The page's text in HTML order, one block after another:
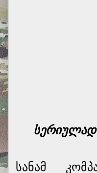
სერიულად
სანამ